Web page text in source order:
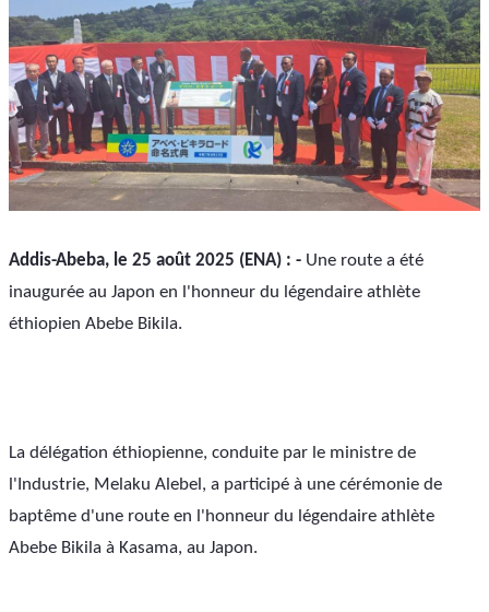
Addis-Abeba, le 25 août 2025 (ENA) : - Une route a été
inaugurée au Japon en l'honneur du légendaire athlète
éthiopien Abebe Bikila.
La délégation éthiopienne, conduite par le ministre de
l'Industrie, Melaku Alebel, a participé à une cérémonie de
baptême d'une route en l'honneur du légendaire athlète
Abebe Bikila à Kasama, au Japon.